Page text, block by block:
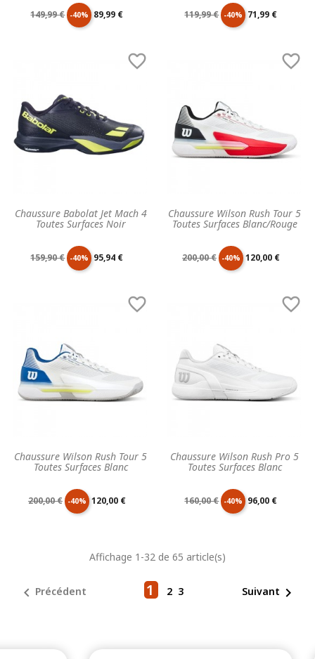
Prix
149,99 € -40% Prix
89,99 € Prix
119,99 € -40% Prix
71,99 €
Chaussure Babolat Jet Mach 4
Toutes Surfaces Noir

Prix
159,90 € -40% Prix
95,94 €
Chaussure Wilson Rush Tour 5
Toutes Surfaces Blanc/Rouge

Prix
200,00 € -40% Prix
120,00 €
Chaussure Wilson Rush Tour 5
Toutes Surfaces Blanc

Prix
200,00 € -40% Prix
120,00 €
Chaussure Wilson Rush Pro 5
Toutes Surfaces Blanc

Prix
160,00 € -40% Prix
96,00 €
Affichage 1-32 de 65 article(s)
 Précédent 1 2 3 Suivant 